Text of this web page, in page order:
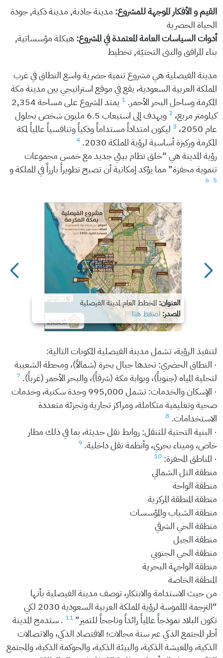
القيم و الأفكار الموجهة للمشروع: مدينة جاذبة, مدينة ذكية, جودة
الحياة الحضرية
أدوات السياسات العامة المعتمدة في المشروع:هيكلة مؤسساتية,
بناء المرافق والبنى التحتيّة, تخطيط
مدينة الفيصلية هي مشروع تنمية حضرية واسع النطاق في غرب
المملكة العربية السعودية، يقع في موقع استراتيجي بين مدينة مكة
المكرمة وساحل البحر الأحمر. 1
يمتد المشروع على مساحة 2,354
كيلومتر مربع، 2
ويهدف إلى استيعاب 6.5 مليون شخص بحلول
عام 2050،
3 ليكون امتداداً مستداماً وذكياً وتنافسياً عالمياً لمكة
المكرمة وركيزة أساسية لرؤية المملكة 2030.
4
رؤية المدينة هي “خلق نظام بيئي جديد مع خمس مجموعات
تنموية محفزة” مما يؤكد إمكانية أن تصبح تطويراً بارزاً في المملكة و
5
6
العنوان: المخطط العام لمدينة الفيصلية
المصدر: اضغط هنا
لتنفيذ الرؤية، تشمل مدينة الفيصلية المكونات التالية:
· النطاق الحضري: تحدها جبال بحرة (شمالاً)، ومحطة الشعيبة
لتحلية المياه (جنوباً)، وبوابة مكة (شرقاً)، والبحر الأحمر (غرباً). 7
· الإسكان والخدمات: تشمل 995,000 وحدة سكنية، وخدمات
صحية وتعليمية متكاملة، ومراكز تجارية وتجزئة متعددة
الاستخدامات. 8
· البنية التحتية للتنقل: روابط نقل حديثة، بما في ذلك مطار
خاص، وميناء بحري، وأنظمة نقل داخلية. 9
· المناطق المحفزة: 10
منطقة التل الشمالي
منطقة الواحة
منطقة المنطقة المركزية
منطقة الشباب والمؤسسات
منطقة الحي الشرقي
منطقة الجبل
منطقة الحي الجنوبي
منطقة الواجهة البحرية
المنطقة الخاصة
من حيث الاستدامة والابتكار، توصف مدينة الفيصلية بأنها
“الترجمة الملموسة لرؤية المملكة العربية السعودية 2030 لكي
تكون البلاد نموذجاً عالمياً رائداً وناجحاً للتميز” 11 . ستدمج المدينة
أطر المجتمع الذكي عبر ستة مجالات؛ الاقتصاد الذكي، والاتصالات
الذكية، والمعيشة الذكية، والبيئة الذكية، والحوكمة الذكية، والمجتمع